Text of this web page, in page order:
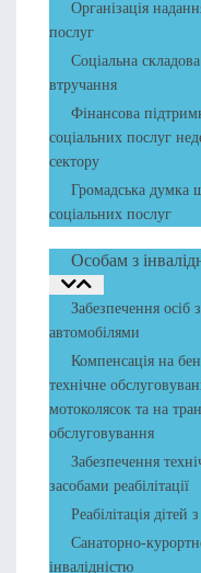
Організація
послуг
Соціальна
втручання
Фінансова
соціальних послуг
сектору
Громадська думка
соціальних послуг
Особам з
Забезпечення осіб
автомобілями
Компенсація на
технічне
мотоколясок та на
обслуговування
Забезпечення
засобами реабілітації
Реабілітація дітей
Санаторно-
інвалідністю